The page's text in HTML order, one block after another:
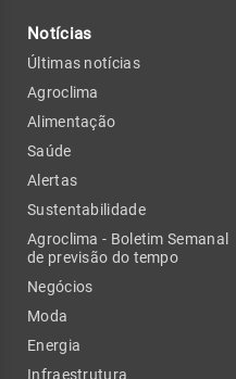
Notícias
Últimas notícias
Agroclima
Alimentação
Saúde
Alertas
Sustentabilidade
Agroclima - Boletim Semanal
de previsão do tempo
Negócios
Moda
Energia
Infraestrutura